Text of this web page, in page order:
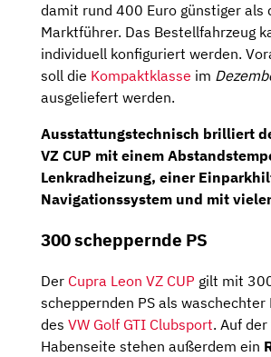
damit rund 400 Euro günstiger als
Marktführer. Das Bestellfahrzeug
individuell konfiguriert werden.
soll die Kompaktklasse im
ausgeliefert werden.
Ausstattungstechnisch brilliert
VZ CUP mit einem
Lenkradheizung, einer
Navigationssystem und mit
300 scheppernde PS
Der Cupra Leon VZ CUP gilt mit
scheppernden PS als waschechter
des VW Golf GTI Clubsport. Auf
Habenseite stehen außerdem ein